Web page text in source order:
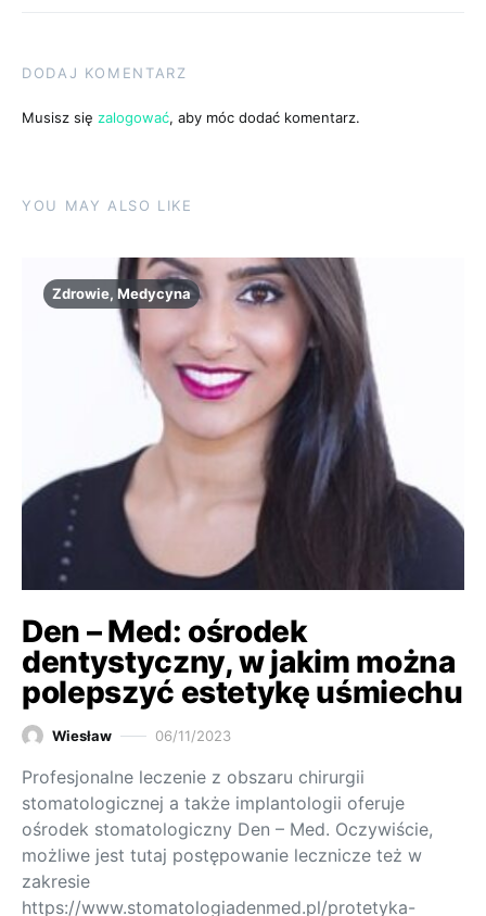
DODAJ KOMENTARZ
Musisz się zalogować, aby móc dodać komentarz.
YOU MAY ALSO LIKE
Zdrowie, Medycyna
Den – Med: ośrodek
dentystyczny, w jakim można
polepszyć estetykę uśmiechu
Wiesław 06/11/2023
Profesjonalne leczenie z obszaru chirurgii
stomatologicznej a także implantologii oferuje
ośrodek stomatologiczny Den – Med. Oczywiście,
możliwe jest tutaj postępowanie lecznicze też w
zakresie
https://www.stomatologiadenmed.pl/protetyka-